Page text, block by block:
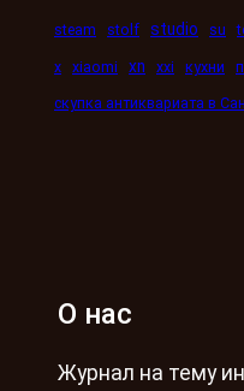
steam stolf studio su
x xiaomi xn xxi кухни
скупка антиквариата в
О нас
Журнал на тему